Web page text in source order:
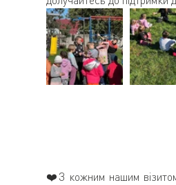
❤️З кожним нашим